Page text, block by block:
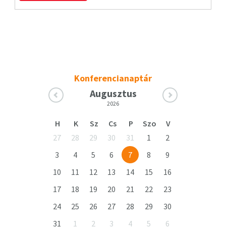
Konferencianaptár
Augusztus
2026
H K Sz Cs P Szo
V
27
28 29 30 31 1
2
3
4 5 6 7 8
9
10
11 12 13 14 15
16
17
18 19 20 21 22
23
24
25 26 27 28 29
30
31
1 2 3 4 5 6